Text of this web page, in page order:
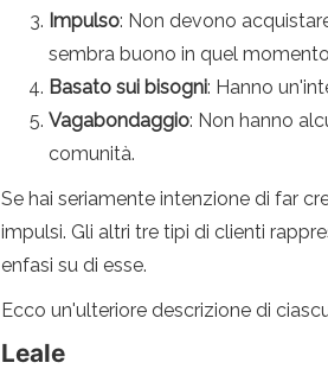
Impulso: Non devono
sembra buono in quel
Basato sui bisogni: Hanno
Vagabondaggio: Non hanno
comunità.
Se hai seriamente intenzione di far
impulsi. Gli altri tre tipi di clienti
enfasi su di esse.
Ecco un'ulteriore descrizione di
Leale